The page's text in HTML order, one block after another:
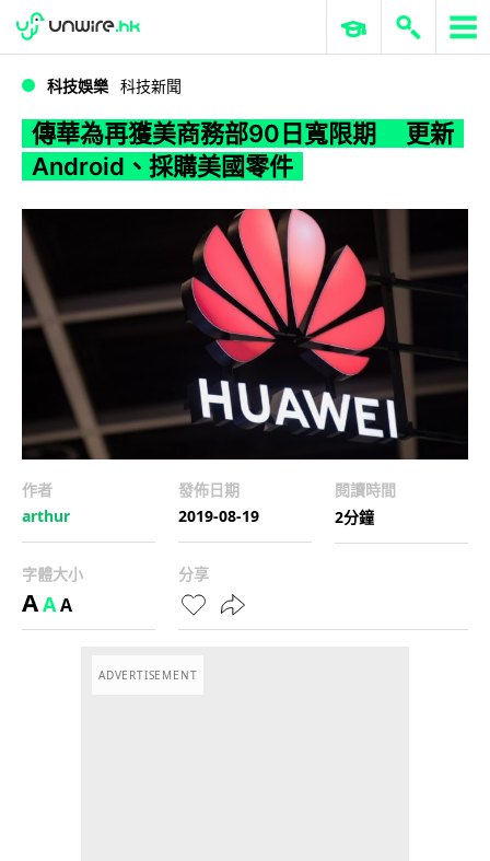
WWDC 2026 ERP 與商業 AI
科技娛樂 科技新聞
傳華為再獲美商務部90日寬限期 更新
Android、採購美國零件
作者
arthur
發佈日期
2019-08-19
閱讀時間
2分鐘
字體大小
AAA
分享
ADVERTISEMENT